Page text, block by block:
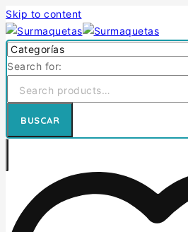
Skip to content
Search for:
BUSCAR